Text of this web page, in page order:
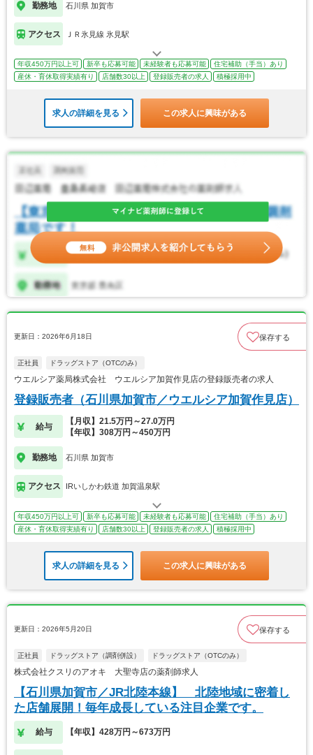
勤務地 石川県 加賀市
アクセス ＪＲ氷見線 氷見駅
年収450万円以上可 新卒も応募可能 未経験者も応募可能
住宅補助（手当）あり
産休・育休取得実績有り
店舗数30以上 登録販売者の求人 積極採用中
求人の詳細を見る この求人に興味がある
更新日：2026年6月18日 保存する
正社員 ドラッグストア（OTCのみ）
ウエルシア薬局株式会社 ウエルシア加賀作見店の登録販売者の求人
登録販売者（石川県加賀市／ウエルシア加賀作見店）
給与
【月収】21.5万円～27.0万円
【年収】308万円～450万円
勤務地 石川県 加賀市
アクセス IRいしかわ鉄道 加賀温泉駅
年収450万円以上可 新卒も応募可能 未経験者も応募可能
住宅補助（手当）あり
産休・育休取得実績有り
店舗数30以上 登録販売者の求人 積極採用中
求人の詳細を見る この求人に興味がある
更新日：2026年5月20日 保存する
正社員 ドラッグストア（調剤併設） ドラッグストア（OTCのみ）
株式会社クスリのアオキ 大聖寺店の薬剤師求人
【石川県加賀市／JR北陸本線】 北陸地域に密着し
た店舗展開！毎年成長している注目企業です。
給与 【年収】428万円～673万円